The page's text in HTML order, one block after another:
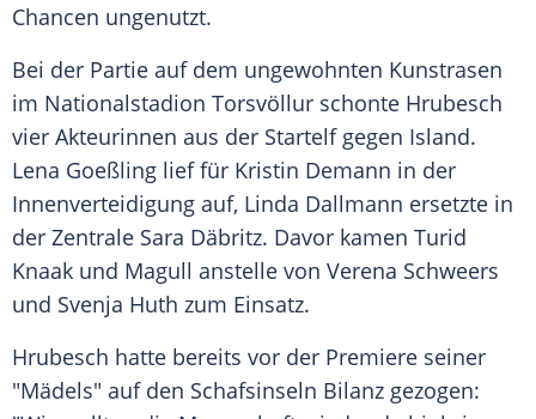
Chancen ungenutzt.
Bei der Partie auf dem ungewohnten Kunstrasen
im Nationalstadion Torsvöllur schonte Hrubesch
vier Akteurinnen aus der Startelf gegen Island.
Lena Goeßling lief für Kristin Demann in der
Innenverteidigung auf, Linda Dallmann ersetzte in
der Zentrale Sara Däbritz. Davor kamen Turid
Knaak und Magull anstelle von Verena Schweers
und Svenja Huth zum Einsatz.
Hrubesch hatte bereits vor der Premiere seiner
"Mädels" auf den Schafsinseln Bilanz gezogen: